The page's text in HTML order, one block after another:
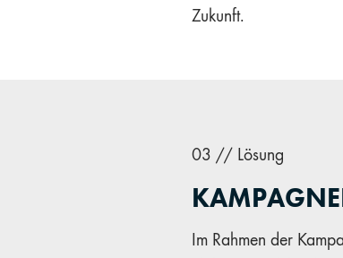
Zukunft.
03 // Lösung
Im Rahmen der